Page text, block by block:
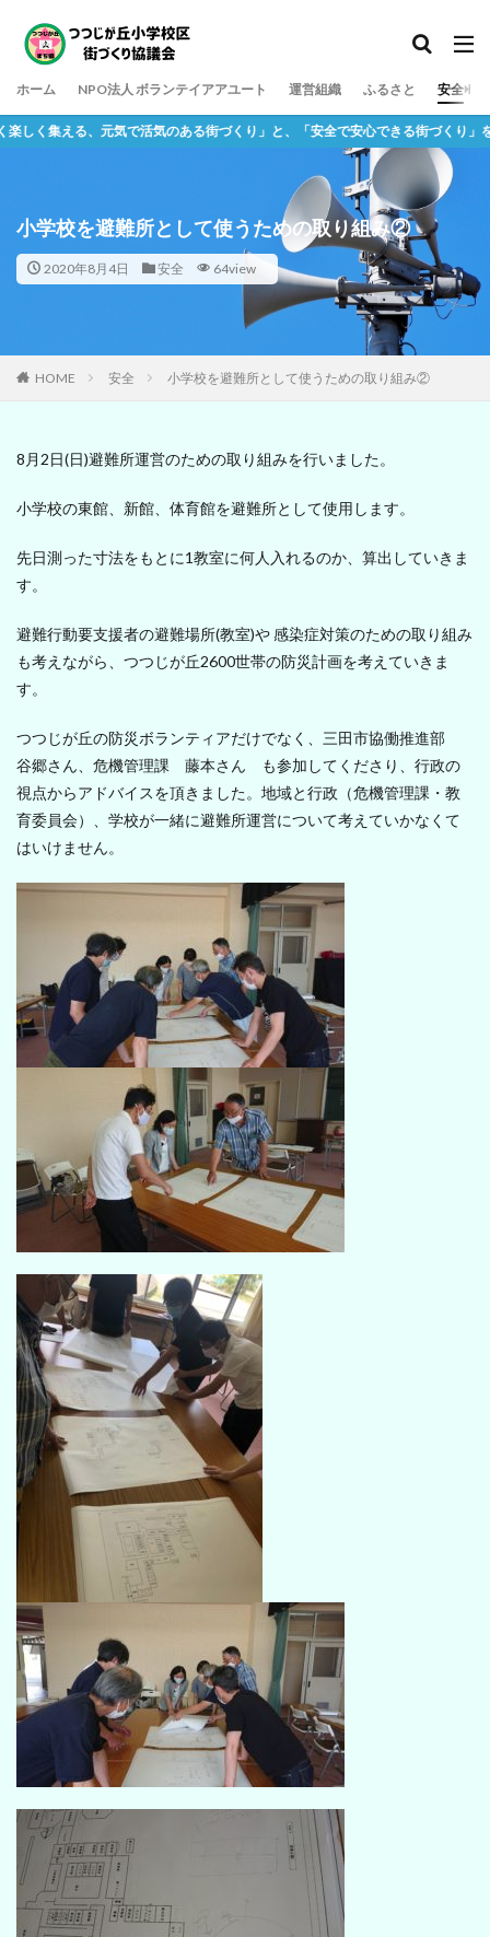
ホーム NPO法人 ボランテイアアユート 運営組織 ふるさと 安全
、元気で活気のある街づくり」と、「安全で安心できる街づくり」をめざして
小学校を避難所として使うための取り組み②
2020年8月4日 安全 64view
HOME 安全 小学校を避難所として使うための取り組み②
8月2日(日)避難所運営のための取り組みを行いました。
小学校の東館、新館、体育館を避難所として使用します。
先日測った寸法をもとに1教室に何人入れるのか、算出していきま
す。
避難行動要支援者の避難場所(教室)や 感染症対策のための取り組み
も考えながら、つつじが丘2600世帯の防災計画を考えていきま
す。
つつじが丘の防災ボランティアだけでなく、三田市協働推進部
谷郷さん、危機管理課 藤本さん も参加してくださり、行政の
視点からアドバイスを頂きました。地域と行政（危機管理課・教
育委員会）、学校が一緒に避難所運営について考えていかなくて
はいけません。